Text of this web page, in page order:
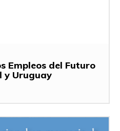
Empleos del Futuro
y Uruguay